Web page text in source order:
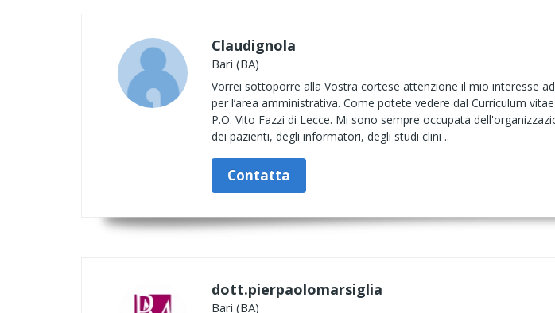
Claudignola
Bari (BA)
Vorrei sottoporre alla Vostra cortese attenzione il mio interesse
per l’area amministrativa. Come potete vedere dal Curriculum
P.O. Vito Fazzi di Lecce. Mi sono sempre occupata
dei pazienti, degli informatori, degli studi clini ..
Contatta
dott.pierpaolomarsiglia
Bari (BA)